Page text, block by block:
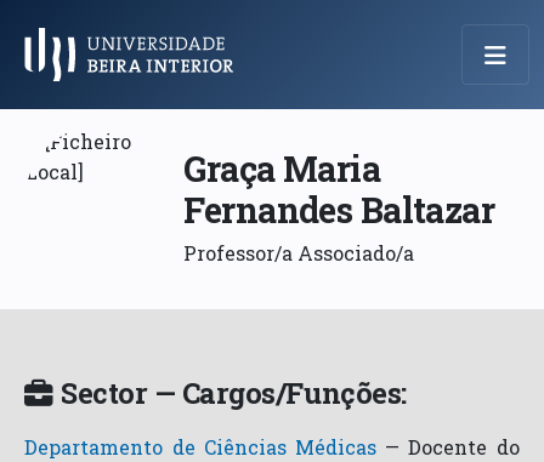
Menu Principal
Graça Maria
Fernandes Baltazar
Professor/a Associado/a
Sector — Cargos/Funções:
Departamento de Ciências Médicas —Docente do